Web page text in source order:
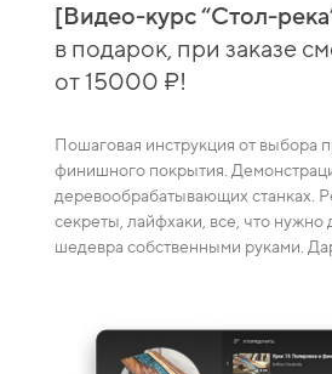
[Видео-курс “Стол-
в подарок, при заказе
от 15000 ₽!
Пошаговая инструкция от выбора
финишного покрытия.
деревообрабатывающих станках.
секреты, лайфхаки, все, что нужно
шедевра собственными руками.